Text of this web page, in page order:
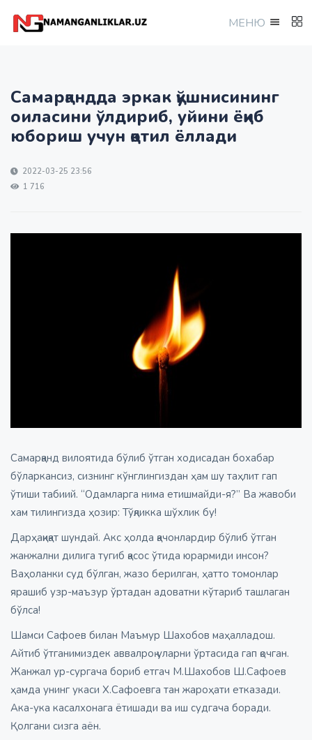
МEНЮ
Самарқандда эркак қўшнисининг
оиласини ўлдириб, уйини ёқиб
юбориш учун қотил ёллади
2022-03-25 23:56
1 716
Самарқанд вилоятида бўлиб ўтган ходисадан бохабар
бўларкансиз, сизнинг кўнглингиздан ҳам шу таҳлит гап
ўтиши табиий. “Одамларга нима етишмайди-я?” Ва жавоби
хам тилингизда ҳозир: Тўқликка шўхлик бу!
Дарҳақиқат шундай. Акс ҳолда қачонлардир бўлиб ўтган
жанжални дилига тугиб қасос ўтида юрармиди инсон?
Ваҳоланки суд бўлган, жазо берилган, ҳатто томонлар
ярашиб узр-маъзур ўртадан адоватни кўтариб ташлаган
бўлса!
Шамси Сафоев билан Маъмур Шахобов маҳалладош.
Айтиб ўтганимиздек аввалроқ уларни ўртасида гап қочган.
Жанжал ур-сургача бориб етгач М.Шахобов Ш.Сафоев
ҳамда унинг укаси Х.Сафоевга тан жароҳати етказади.
Ака-ука касалхонага ётишади ва иш судгача боради.
Қолгани сизга аён.